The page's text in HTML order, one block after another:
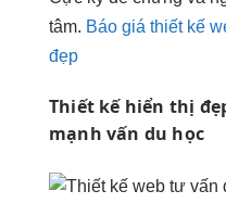
tâm. Báo giá thiết kế
đẹp
Thiết kế hiển thị
mạnh vấn du học